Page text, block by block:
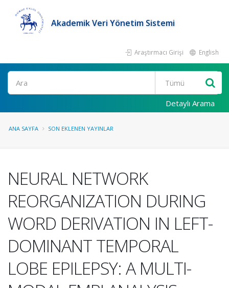
Akademik Veri Yönetim Sistemi
Araştırmacı Girişi English
Ara
Detaylı Arama
ANA SAYFA SON EKLENEN YAYINLAR
NEURAL NETWORK
REORGANIZATION DURING
WORD DERIVATION IN LEFT-
DOMINANT TEMPORAL
LOBE EPILEPSY: A MULTI-